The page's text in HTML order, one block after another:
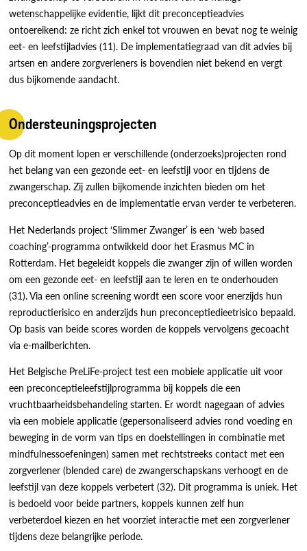
wetenschappelijke evidentie, lijkt dit preconceptieadvies
ontoereikend: ze richt zich enkel tot vrouwen en bevat nog te weinig
eet- en leefstijladvies (11). De implementatiegraad van dit advies bij
artsen en andere zorgverleners is bovendien niet bekend en vergt
dus bijkomende aandacht.
Ondersteuningsprojecten
Op dit moment lopen er verschillende (onderzoeks)projecten rond
het belang van een gezonde eet- en leefstijl voor en tijdens de
zwangerschap. Zij zullen bijkomende inzichten bieden om het
preconceptieadvies en de implementatie ervan verder te verbeteren.
Het Nederlands project ‘Slimmer Zwanger’ is een ‘web based
coaching’-programma ontwikkeld door het Erasmus MC in
Rotterdam. Het begeleidt koppels die zwanger zijn of willen worden
om een gezonde eet- en leefstijl aan te leren en te onderhouden
(31). Via een online screening wordt een score voor enerzijds hun
reproductierisico en anderzijds hun preconceptiedieetrisico bepaald.
Op basis van beide scores worden de koppels vervolgens gecoacht
via e-mailberichten.
Het Belgische PreLiFe-project test een mobiele applicatie uit voor
een preconceptieleefstijlprogramma bij koppels die een
vruchtbaarheidsbehandeling starten. Er wordt nagegaan of advies
via een mobiele applicatie (gepersonaliseerd advies rond voeding en
beweging in de vorm van tips en doelstellingen in combinatie met
mindfulnessoefeningen) samen met rechtstreeks contact met een
zorgverlener (blended care) de zwangerschapskans verhoogt en de
leefstijl van deze koppels verbetert (32). Dit programma is uniek. Het
is bedoeld voor beide partners, koppels kunnen zelf hun
verbeterdoel kiezen en het voorziet interactie met een zorgverlener
tijdens deze belangrijke periode.